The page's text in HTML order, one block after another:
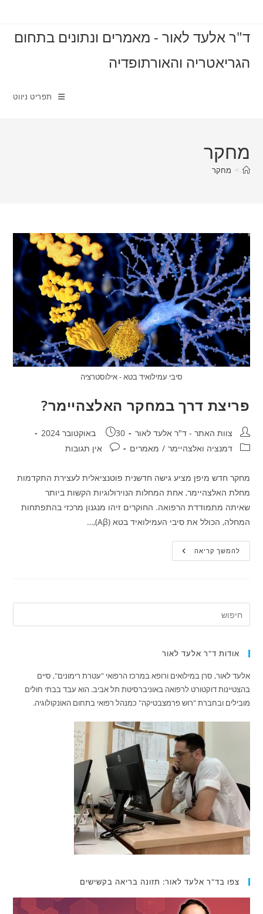
content
ד"ר אלעד לאור - מאמרים ונתונים בתחום
הגריאטריה והאורתופדיה
תפריט ניווט
מחקר
> מחקר
סיבי עמילואיד בטא - אילוסטרציה
פריצת דרך במחקר האלצהיימר?
מחבר:צוות האתר - ד"ר אלעד לאור פורסם:
30 באוקטובר 2024
קטגוריה:דמנציה ואלצהיימר / מאמרים תגובות:אין תגובות
מחקר חדש מיפן מציע גישה חדשנית פוטנציאלית לעצירת התקדמות
מחלת האלצהיימר, אחת המחלות הנוירולוגיות הקשות ביותר
שאיתה מתמודדת הרפואה. החוקרים זיהו מנגנון מרכזי בהתפתחות
המחלה, הכולל את סיבי העמילואיד בטא (Aβ),…
להמשך קריאהפריצת
דרך
אודות ד"ר אלעד לאור
אלעד לאור, סרן במילואים ורופא במרכז הרפואי "עטרת רימונים", סיים
בהצטיינות דוקטורט לרפואה באוניברסיטת תל אביב. הוא עבד בבתי חולים
מובילים ובחברת "רוש פרמצבטיקה" כמנהל רפואי בתחום האונקולוגיה.
צפו בד"ר אלעד לאור: תזונה בריאה בקשישים